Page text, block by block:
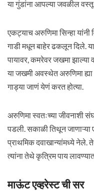
या गुंडांना आपल्या जवळील
एकट्याच अरुणिमा सिन्हा यांनी
गाडी मधून बाहेर ढकलून दिले. या
पायावर, कमरेवर जखमा झाल्या
या जखमी अवस्थेत अरुणिमा ह्या
गाड्या जाणं येणं करत होत्या.
अरुणिमा स्वतःच्या जीवनाशी
पडली. सकाळी तिथून जाणाऱ्या
प्राथमिक दवाखान्यांमध्ये नेले.
त्यांना तेथे कृत्रिम पाय
माऊंट एव्हरेस्ट ची सर